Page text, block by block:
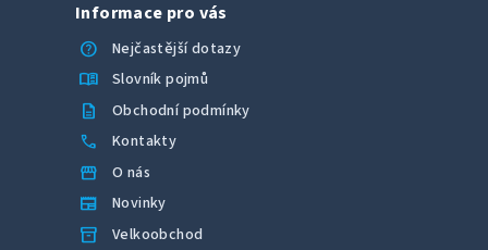
Informace pro vás
help
Nejčastější dotazy
menu_book Slovník pojmů
description Obchodní podmínky
call Kontakty
storefront O nás
newspaper Novinky
inventory_2 Velkoobchod